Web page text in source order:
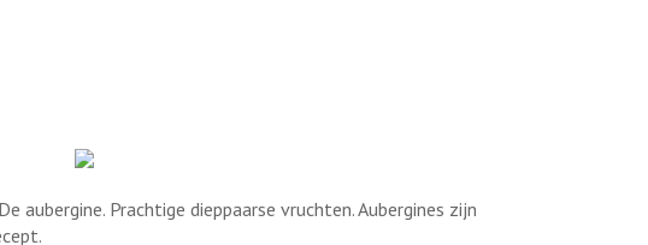
aubergine. Prachtige dieppaarse vruchten. Aubergines zijn